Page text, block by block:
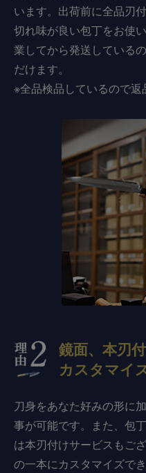
います。出荷前に全品刃
切れ味が良い包丁をお使
業してから発送している
だけます。
※全品検品しているので返
鏡面、本刃
カスタマイ
刀身をあなた好みの形に
事が可能です。また、包
は本刃付けサービスもご
の一本にカスタマイズでき